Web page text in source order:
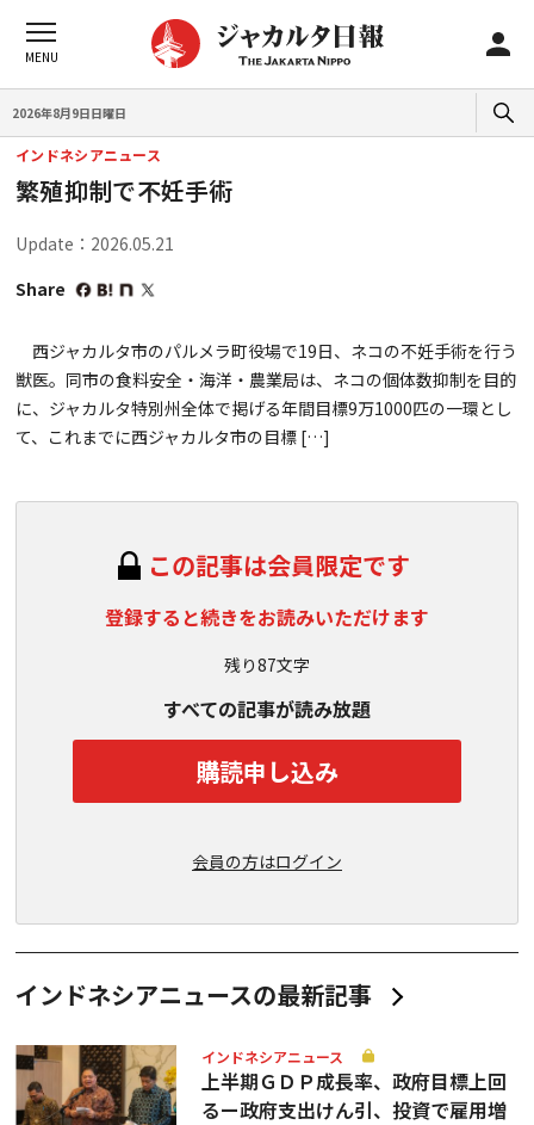
2026年8月9日日曜日
インドネシアニュース
繁殖抑制で不妊手術
Update：2026.05.21
Share
西ジャカルタ市のパルメラ町役場で19日、ネコの不妊手術を行う
獣医。同市の食料安全・海洋・農業局は、ネコの個体数抑制を目的
に、ジャカルタ特別州全体で掲げる年間目標9万1000匹の一環とし
て、これまでに西ジャカルタ市の目標 […]
この記事は会員限定です
登録すると続きをお読みいただけます
残り87文字
すべての記事が読み放題
購読申し込み
会員の方はログイン
インドネシアニュースの最新記事
インドネシアニュース
上半期ＧＤＰ成長率、政府目標上回
るー政府支出けん引、投資で雇用増